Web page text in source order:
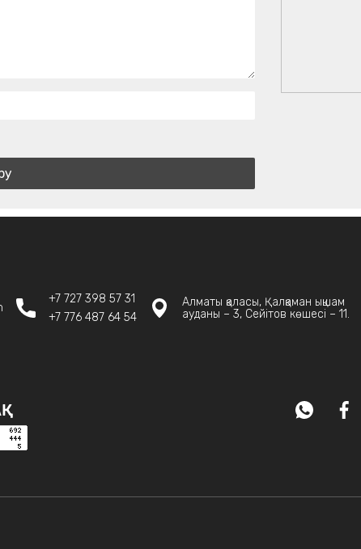
+7 727 398 57 31
+7 776 487 64 54
Алматы қаласы, Қалқаман ықшам
ауданы – 3, Сейітов көшесі – 11.